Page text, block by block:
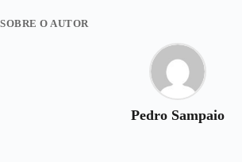
SOBRE O AUTOR
Pedro Sampaio